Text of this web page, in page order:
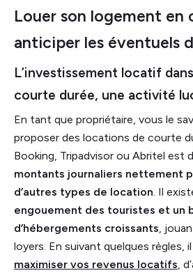
Louer son logement en
anticiper les éventuels
L’investissement locatif
courte durée, une activité
En tant que propriétaire, vous le
proposer des locations de courte
Booking, Tripadvisor ou Abritel est
montants journaliers nettement
d’autres types de location. Il
engouement des touristes et un
d’hébergements croissants,
loyers. En suivant quelques règles,
maximiser vos revenus locatifs,